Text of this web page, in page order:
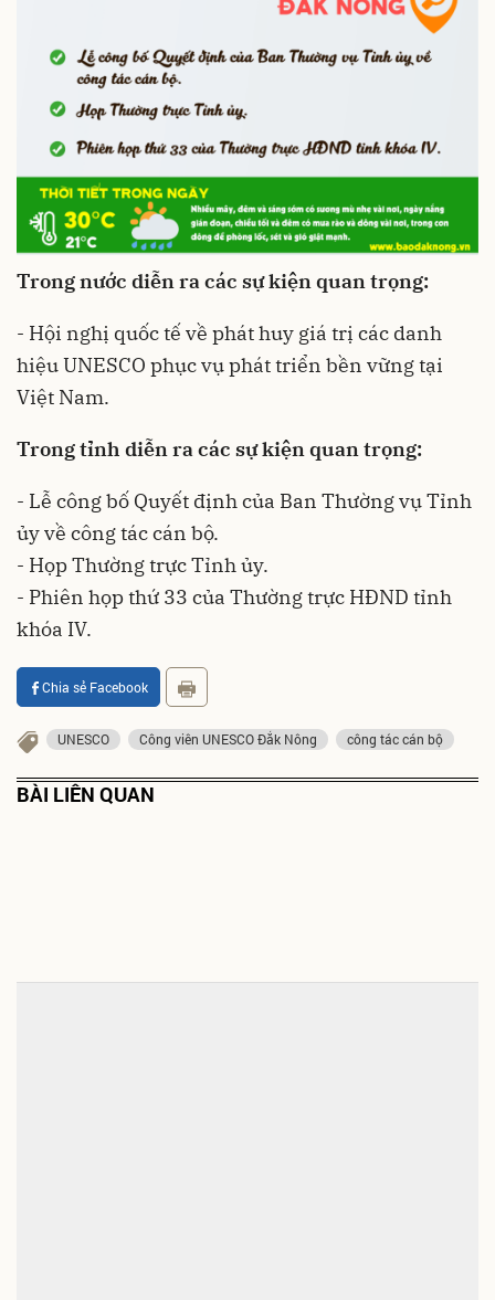
Trong nước diễn ra các sự kiện quan trọng:
- Hội nghị quốc tế về phát huy giá trị các danh
hiệu UNESCO phục vụ phát triển bền vững tại
Việt Nam.
Trong tỉnh diễn ra các sự kiện quan trọng:
- Lễ công bố Quyết định của Ban Thường vụ Tỉnh
ủy về công tác cán bộ.
- Họp Thường trực Tỉnh ủy.
- Phiên họp thứ 33 của Thường trực HĐND tỉnh
khóa IV.
Chia sẻ Facebook
UNESCO Công viên UNESCO Đắk Nông công tác cán bộ
BÀI LIÊN QUAN